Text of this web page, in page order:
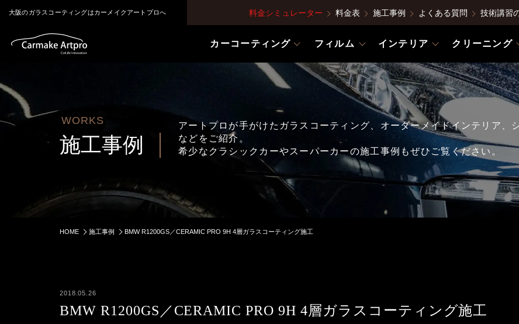
大阪のガラスコーティングはカーメイクアートプロへ 料金シミュレーター 料金表 施工事例 よくある質問 技術講習
カーコーティング フィルム インテリア クリーニング
WORKS
施工事例
アートプロが手がけたガラスコーティング、オーダーメイドインテリア、
などをご紹介。
希少なクラシックカーやスーパーカーの施工事例もぜひご覧ください。
HOME 施工事例 BMW R1200GS／CERAMIC PRO 9H 4層ガラスコーティング施工
2018.05.26
BMW R1200GS／CERAMIC PRO 9H 4層ガラスコーティング施工